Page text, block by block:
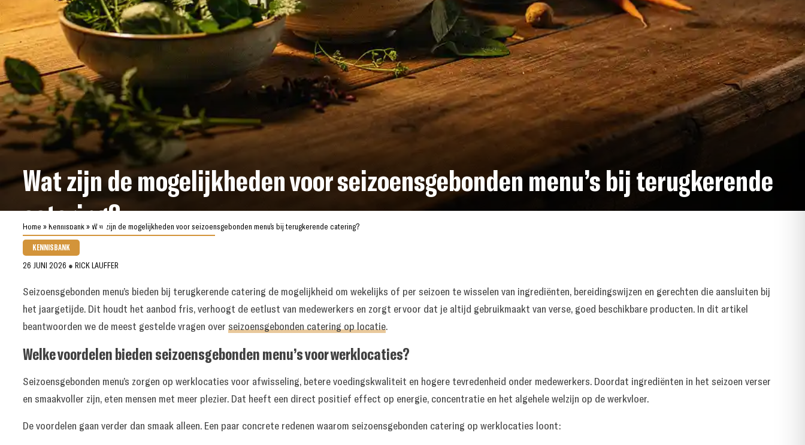
Home »Kennisbank» Wat zijn de mogelijkheden voor seizoensgebonden menu’s bij terugkerende catering?
KENNISBANK
Wat zijn de mogelijkheden voor seizoensgebonden menu’s bij terugkerende
catering?
26 JUNI 2026 ● RICK LAUFFER
Seizoensgebonden menu’s bieden bij terugkerende catering de mogelijkheid om wekelijks of per seizoen te wisselen van ingrediënten, bereidingswijzen en gerechten die aansluiten bij
het jaargetijde. Dit houdt het aanbod fris, verhoogt de eetlust van medewerkers en zorgt ervoor dat je altijd gebruikmaakt van verse, goed beschikbare producten. In dit artikel
beantwoorden we de meest gestelde vragen over seizoensgebonden catering op locatie.
Welke voordelen bieden seizoensgebonden menu’s voor werklocaties?
Seizoensgebonden menu’s zorgen op werklocaties voor afwisseling, betere voedingskwaliteit en hogere tevredenheid onder medewerkers. Doordat ingrediënten in het seizoen verser
en smaakvoller zijn, eten mensen met meer plezier. Dat heeft een direct positief effect op energie, concentratie en het algehele welzijn op de werkvloer.
De voordelen gaan verder dan smaak alleen. Een paar concrete redenen waarom seizoensgebonden catering op werklocaties loont: